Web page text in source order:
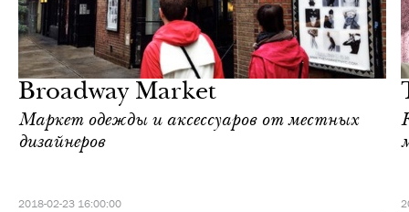
Broadway Market
Маркет одежды и аксессуаров от местных
дизайнеров
2018-02-23 16:00:00
Йорк